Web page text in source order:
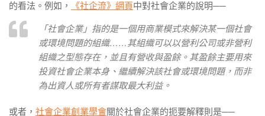
的看法。例如，
《社企流》網頁中對社會企業的說明──
「社會企業」指的是一個用商業模式來解決某一個社會
或環境問題的組織……其組織可以以營利公司或非營利
組織之型態存在，並且有營收與盈餘。其盈餘主要用來
投資社會企業本身、繼續解決該社會或環境問題，而非
為出資人或所有者謀取最大利益。
或者， 社會企業創業學會關於社會企業的扼要解釋則是──